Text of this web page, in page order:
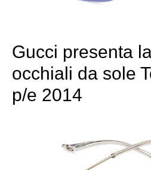
Gucci presenta
occhiali da sole
p/e 2014